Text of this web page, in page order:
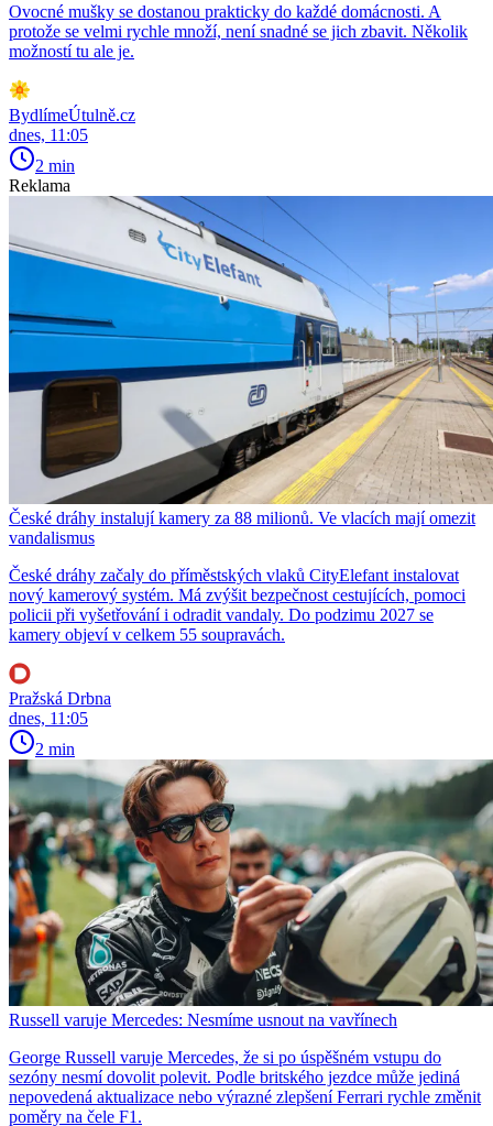
Ovocné mušky se dostanou prakticky do každé domácnosti. A
protože se velmi rychle množí, není snadné se jich zbavit. Několik
možností tu ale je.
BydlímeÚtulně.cz
dnes, 11:05
2 min
Reklama
České dráhy instalují kamery za 88 milionů. Ve vlacích mají omezit
vandalismus
České dráhy začaly do příměstských vlaků CityElefant instalovat
nový kamerový systém. Má zvýšit bezpečnost cestujících, pomoci
policii při vyšetřování i odradit vandaly. Do podzimu 2027 se
kamery objeví v celkem 55 soupravách.
Pražská Drbna
dnes, 11:05
2 min
Russell varuje Mercedes: Nesmíme usnout na vavřínech
George Russell varuje Mercedes, že si po úspěšném vstupu do
sezóny nesmí dovolit polevit. Podle britského jezdce může jediná
nepovedená aktualizace nebo výrazné zlepšení Ferrari rychle změnit
poměry na čele F1.